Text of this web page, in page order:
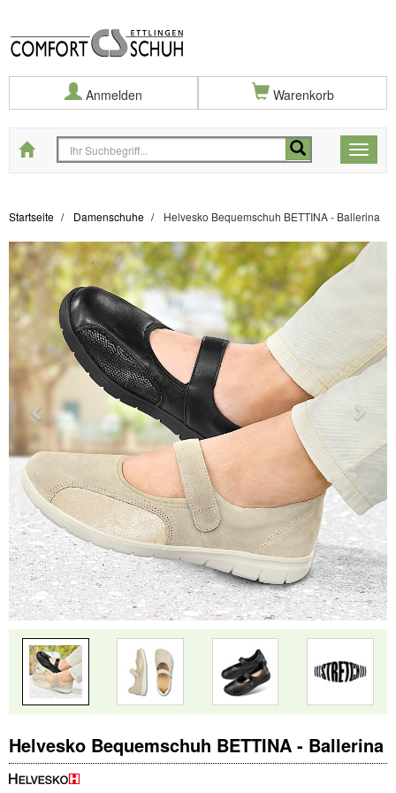
Anmelden Warenkorb
Toggle
Startseite
Startseite Damenschuhe Helvesko Bequemschuh BETTINA - Ballerina
Helvesko Bequemschuh BETTINA - Ballerina